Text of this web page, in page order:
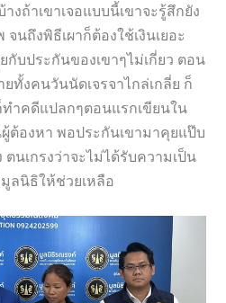
งถ้าเขาเจอแบบนี้เขาจะรู้สึกยัง
นถึงพิธีเผาก็ต้องใช้เงินเยอะ
บประกันของเขาๆไม่เกี่ยว ตอน
ทั้งคนวันนัดเจรจาไกล่เกลี่ย ก็
ทำคดีแปลกๆตอนแรกเขียนใน
ต้องหา พอประกันเขามาคุยแป๊บ
นเกรงว่าจะไม่ได้รับความเป็น
ลนิธิให้ช่วยเหลือ